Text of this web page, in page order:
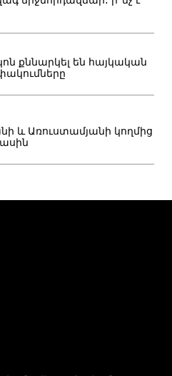
քննարկել են հայկական
և Առուստամյանի կողմից